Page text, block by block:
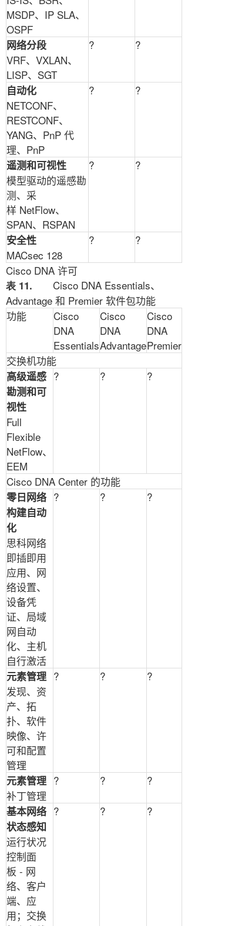
MSDP、 IP SLA、
OSPF
网络分段
VRF、 VXLAN、
LISP、 SGT
? ?
自动化
NETCONF、
RESTCONF、
YANG、 PnP 代
理、 PnP
? ?
遥测和可视性
模型驱动的遥感勘
测、采
样 NetFlow、
SPAN、 RSPAN
? ?
安全性
MACsec 128
? ?
Cisco DNA 许可
表 11. Cisco DNA Essentials、
Advantage 和 Premier 软件包功能
功能
Cisco
DNA
Essentials
Cisco
DNA
Advantage
Cisco
DNA
Premier
交换机功能
高级遥感
勘测和可
视性
Full
Flexible
NetFlow、
EEM
? ? ?
Cisco DNA Center 的功能
零日网络
构建自动
化
思科网络
即插即用
应用、网
络设置、
设备凭
证、局域
网自动
化、主机
自行激活
? ? ?
元素管理
发现、资
产、拓
扑、软件
映像、许
可和配置
管理
? ? ?
元素管理
补丁管理
? ? ?
基本网络
状态感知
运行状况
控制面
板 - 网
络、客户
端、应
用；交换
? ? ?